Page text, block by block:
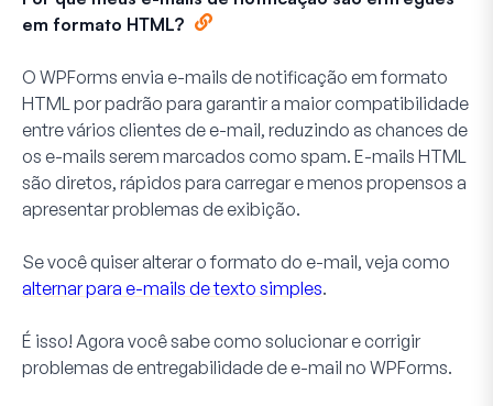
em formato HTML?
O WPForms envia e-mails de notificação em formato
HTML por padrão para garantir a maior compatibilidade
entre vários clientes de e-mail, reduzindo as chances de
os e-mails serem marcados como spam. E-mails HTML
são diretos, rápidos para carregar e menos propensos a
apresentar problemas de exibição.
Se você quiser alterar o formato do e-mail, veja como
alternar para e-mails de texto simples.
É isso! Agora você sabe como solucionar e corrigir
problemas de entregabilidade de e-mail no WPForms.